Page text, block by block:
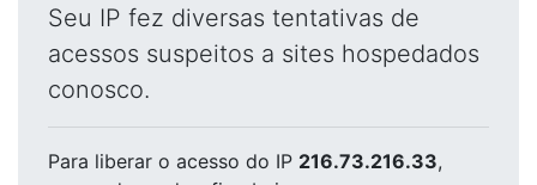
Seu IP fez diversas tentativas de
acessos suspeitos a sites hospedados
conosco.
Para liberar o acesso do IP 216.73.216.33,